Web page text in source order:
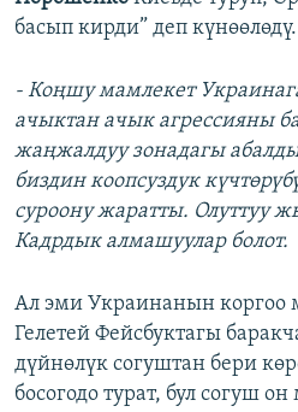
басып кирди” деп күнөөлөдү.
- Коңшу мамлекет
ачыктан ачык агрессияны
жаңжалдуу зонадагы
биздин коопсуздук
суроону жаратты. Олуттуу
Кадрдык алмашуулар болот.
Ал эми Украинанын коргоо
Гелетей Фейсбуктагы
дүйнөлүк согуштан бери
босогодо турат, бул согуш